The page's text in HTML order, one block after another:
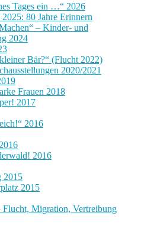
Tages ein …“ 2026
80 Jahre Erinnern
– Kinder- und
2024
Bär?“ (Flucht 2022)
2020/2021
Frauen 2018
2017
2016
2016
2015
2015
Flucht, Migration, Vertreibung